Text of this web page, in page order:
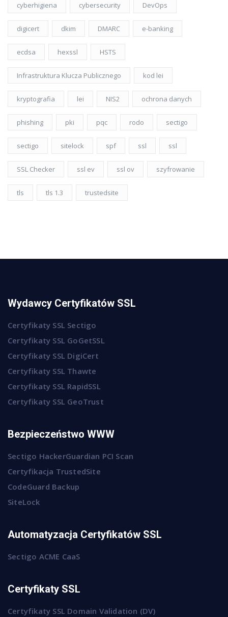
cyberhigiena cybersecurity DevOps
digicert dkim DMARC e-banking
ecdsa hexssl HSTS
Infrastruktura Klucza Publicznego kod lei
kryptografia lei NIS2 ochrona danych
phishing pki pqc rodo sectigo
sectigo sitelock spf ssl ssl
SSL Checker ssl ev ssl ov szyfrowanie
tls tls 1.3 trustedsite
Wydawcy Certyfikatów SSL
Certyfikaty SSL Sectigo
Certyfikaty SSL GoGetSSL
Certyfikaty SSL DigiCert
Certyfikaty SSL Thawte
Certyfikaty SSL RapidSSL
Certyfikaty SSL GeoTrust
Bezpieczeństwo WWW
Sectigo HackerGuardian PCI Scan
Certyfikacja TrustedSite
CodeGuard Backup
SiteLock
Automatyzacja Certyfikatów SSL
Sectigo ACME CaaS
Certyfikaty SSL
Certyfikaty SSL Domain Validation (DV)